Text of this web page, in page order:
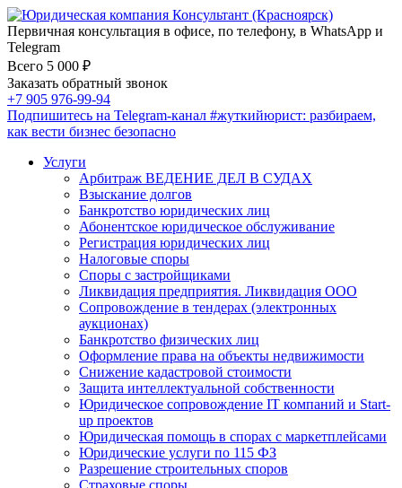
Первичная консультация в офисе, по телефону, в WhatsApp и
Telegram
Всего 5 000 ₽
Заказать обратный звонок
+7 905 976-99-94
Подпишитесь на Telegram-канал #жуткийюрист: разбираем,
как вести бизнес безопасно
Услуги
Арбитраж ВЕДЕНИЕ ДЕЛ В СУДАХ
Взыскание долгов
Банкротство юридических лиц
Абонентское юридическое обслуживание
Регистрация юридических лиц
Налоговые споры
Споры с застройщиками
Ликвидация предприятия. Ликвидация ООО
Сопровождение в тендерах (электронных
аукционах)
Банкротство физических лиц
Оформление права на объекты недвижимости
Снижение кадастровой стоимости
Защита интеллектуальной собственности
Юридическое сопровождение IT компаний и Start-
up проектов
Юридическая помощь в спорах с маркетплейсами
Юридические услуги по 115 ФЗ
Разрешение строительных споров
Страховые споры